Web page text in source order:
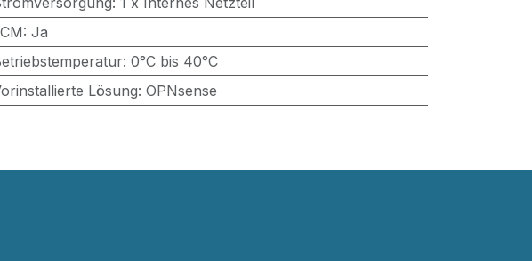
: Ja
: 0°C bis 40°C
Lösung: OPNsense